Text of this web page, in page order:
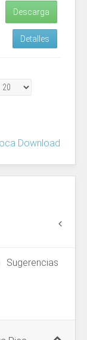
Descarga
Detalles
Download
Sugerencias